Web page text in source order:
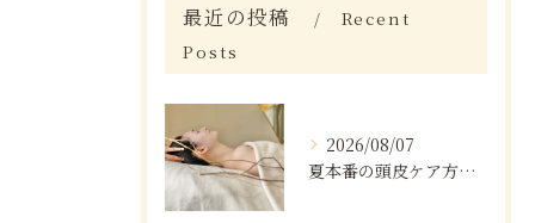
最近の投稿
Recent
Posts
2026/08/07
夏本番の頭皮ケア方法と注意点